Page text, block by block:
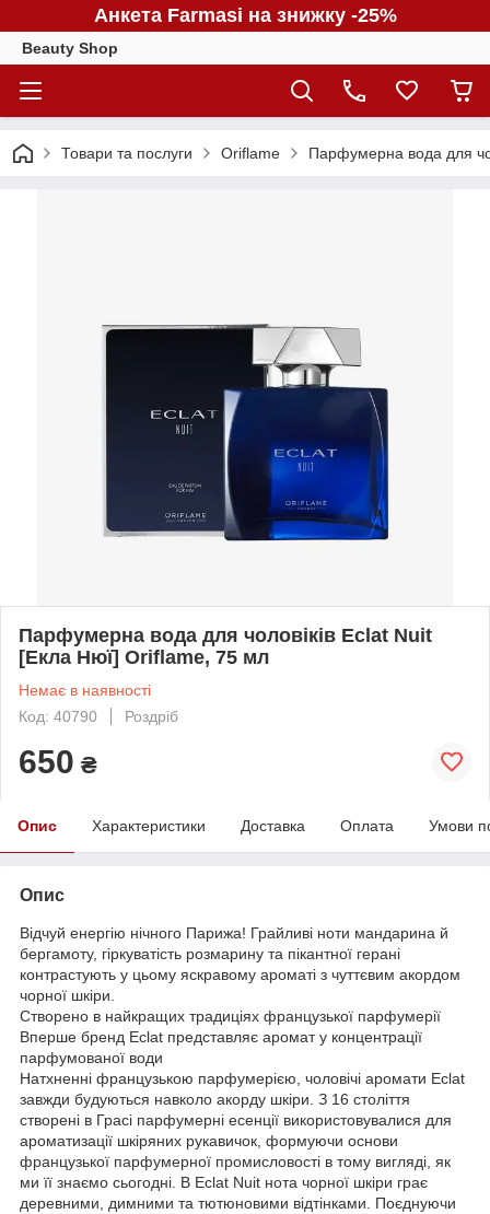
Анкета Farmasi на знижку -25%
Beauty Shop
Товари та послуги Oriflame Парфумерна вода для
Парфумерна вода для чоловіків Eclat Nuit
[Екла Нюї] Oriflame, 75 мл
Немає в наявності
Код: 40790
Роздріб
650 ₴
Опис Характеристики Доставка Оплата Умови
Опис
Відчуй енергію нічного Парижа! Грайливі ноти мандарина й
бергамоту, гіркуватість розмарину та пікантної герані
контрастують у цьому яскравому ароматі з чуттєвим акордом
чорної шкіри.
Створено в найкращих традиціях французької парфумерії
Вперше бренд Eclat представляє аромат у концентрації
парфумованої води
Натхненні французькою парфумерією, чоловічі аромати Eclat
завжди будуються навколо акорду шкіри. З 16 століття
створені в Грасі парфумерні есенції використовувалися для
ароматизації шкіряних рукавичок, формуючи основи
французької парфумерної промисловості в тому вигляді, як
ми її знаємо сьогодні. В Eclat Nuit нота чорної шкіри грає
деревними, димними та тютюновими відтінками. Поєднуючи